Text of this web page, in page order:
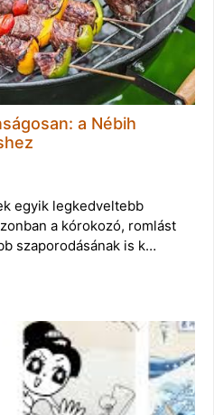
a Nébih
egyik legkedveltebb
a kórokozó, romlást
szaporodásának is k…